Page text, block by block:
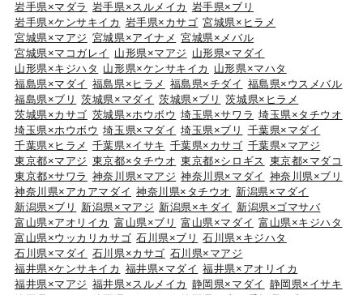
岩手県×マダラ 岩手県×スルメイカ 岩手県×ブリ
岩手県×ケンサキイカ 岩手県×カサゴ 宮城県×ヒラメ
宮城県×マアジ 宮城県×アイナメ 宮城県×メバル
宮城県×マコガレイ
山形県×マアジ 山形県×マダイ
山形県×キジハタ 山形県×ケンサキイカ
山形県×マハタ
福島県×マダイ 福島県×ヒラメ 福島県×チダイ 福島県×ウスメバル
福島県×ブリ
茨城県×マダイ 茨城県×ブリ
茨城県×ヒラメ
茨城県×カサゴ 茨城県×ホウボウ 埼玉県×サワラ 埼玉県×タチウオ
埼玉県×ホウボウ 埼玉県×マダイ 埼玉県×ブリ
千葉県×マダイ
千葉県×ヒラメ 千葉県×イサキ 千葉県×カサゴ 千葉県×マアジ
東京都×マアジ 東京都×タチウオ 東京都×シロギス 東京都×マダコ
東京都×サワラ 神奈川県×マアジ 神奈川県×マダイ 神奈川県×ブリ
神奈川県×アカアマダイ 神奈川県×タチウオ 新潟県×マダイ
新潟県×ブリ
新潟県×マアジ 新潟県×キダイ
新潟県×ゴマサバ
富山県×アオリイカ 富山県×ブリ 富山県×マダイ 富山県×キジハタ
富山県×ウッカリカサゴ 石川県×ブリ
石川県×キジハタ
石川県×マダイ 石川県×カサゴ 石川県×マアジ
福井県×ケンサキイカ 福井県×マダイ 福井県×アオリイカ
福井県×マアジ 福井県×スルメイカ 静岡県×マダイ 静岡県×イサキ